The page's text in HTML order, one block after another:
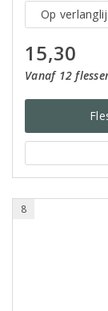
Op
15,30
Vanaf 12
8